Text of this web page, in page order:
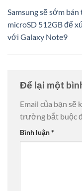
Samsung sẽ sớm
microSD 512GB để
với Galaxy Note9
Để lại một
Email của bạn sẽ
trường bắt buộc
Bình luận*